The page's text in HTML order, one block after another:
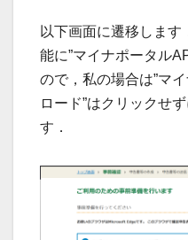
以下画面に遷移します
能に”マイナポータル
ので，私の場合は”マ
ロード”はクリックせ
す．